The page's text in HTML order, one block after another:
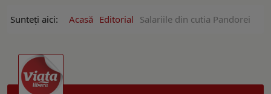
Sunteți aici: Acasă Editorial Salariile din cutia Pandorei